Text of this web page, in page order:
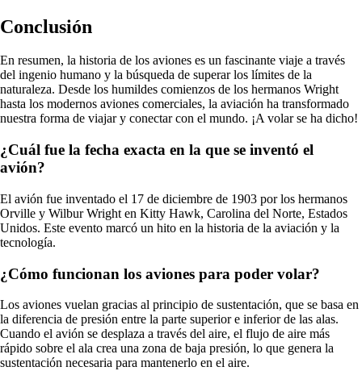
Conclusión
En resumen, la historia de los aviones es un fascinante viaje a través
del ingenio humano y la búsqueda de superar los límites de la
naturaleza. Desde los humildes comienzos de los hermanos Wright
hasta los modernos aviones comerciales, la aviación ha transformado
nuestra forma de viajar y conectar con el mundo. ¡A volar se ha dicho!
¿Cuál fue la fecha exacta en la que se inventó el
avión?
El avión fue inventado el 17 de diciembre de 1903 por los hermanos
Orville y Wilbur Wright en Kitty Hawk, Carolina del Norte, Estados
Unidos. Este evento marcó un hito en la historia de la aviación y la
tecnología.
¿Cómo funcionan los aviones para poder volar?
Los aviones vuelan gracias al principio de sustentación, que se basa en
la diferencia de presión entre la parte superior e inferior de las alas.
Cuando el avión se desplaza a través del aire, el flujo de aire más
rápido sobre el ala crea una zona de baja presión, lo que genera la
sustentación necesaria para mantenerlo en el aire.